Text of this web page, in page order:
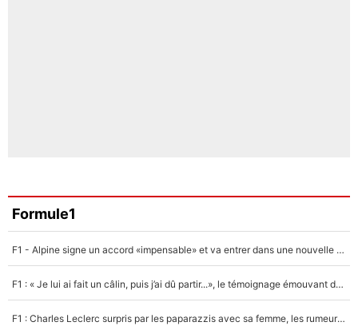
Formule1
F1 - Alpine signe un accord «impensable» et va entrer dans une nouvelle dimension : Grande nouvelle pour Pierre Gasly !
F1 : « Je lui ai fait un câlin, puis j’ai dû partir...», le témoignage émouvant de Max Verstappen sur sa fille
F1 : Charles Leclerc surpris par les paparazzis avec sa femme, les rumeurs étaient vraies !